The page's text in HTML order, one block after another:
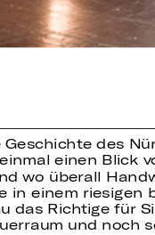
des
einen Blick
wo überall
in einem
das Richtige für
und noch